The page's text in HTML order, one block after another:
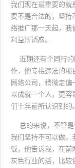
我们现在最重要的就
要不是合法的，坚持
络推广那一天起，我
利益所诱惑。
近期还有个同行的
作，他专接违法的项
网络公司，稍微走偏
以成就一个人，更
们十年前所认识到的。
总的来说，不管是
我们坚持不可以做。
饭，他告诉我，在前
灰色行业的活，比